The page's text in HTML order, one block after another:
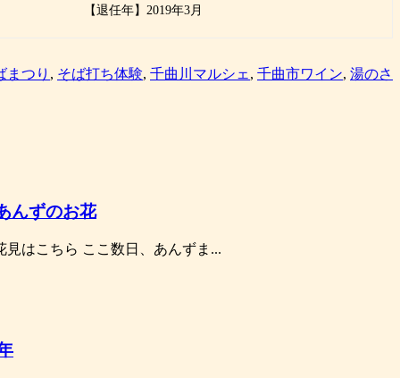
【退任年】2019年3月
まつり , そば打ち体験, 千曲川マルシェ, 千曲市ワイン, 湯のさ
んずのお花
見はこちら ここ数日、あんずま...